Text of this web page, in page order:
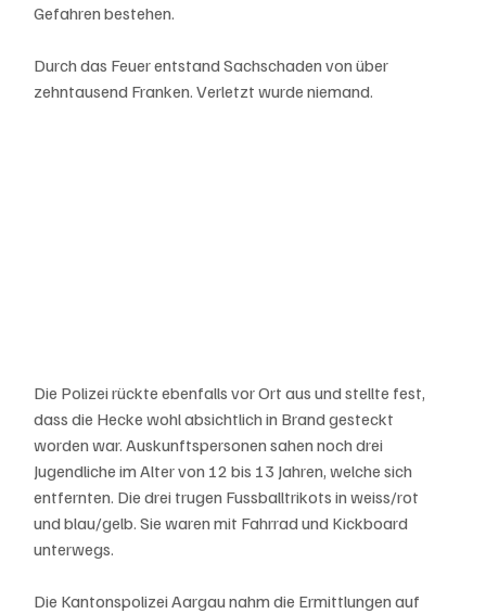
Gefahren bestehen.
Durch das Feuer entstand Sachschaden von über
zehntausend Franken. Verletzt wurde niemand.
Die Polizei rückte ebenfalls vor Ort aus und stellte fest,
dass die Hecke wohl absichtlich in Brand gesteckt
worden war. Auskunftspersonen sahen noch drei
Jugendliche im Alter von 12 bis 13 Jahren, welche sich
entfernten. Die drei trugen Fussballtrikots in weiss/rot
und blau/gelb. Sie waren mit Fahrrad und Kickboard
unterwegs.
Die Kantonspolizei Aargau nahm die Ermittlungen auf